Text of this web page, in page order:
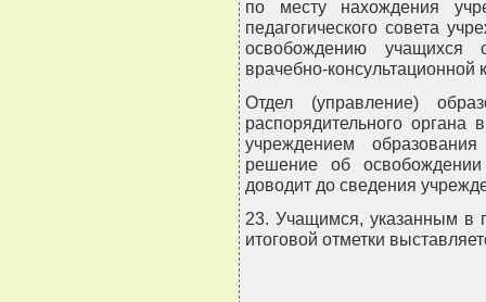
по месту нахождения
педагогического совета
освобождению учащихся
врачебно-консультационной
Отдел (управление)
распорядительного
учреждением
решение об
доводит до сведения
23. Учащимся, указанным в
итоговой отметки